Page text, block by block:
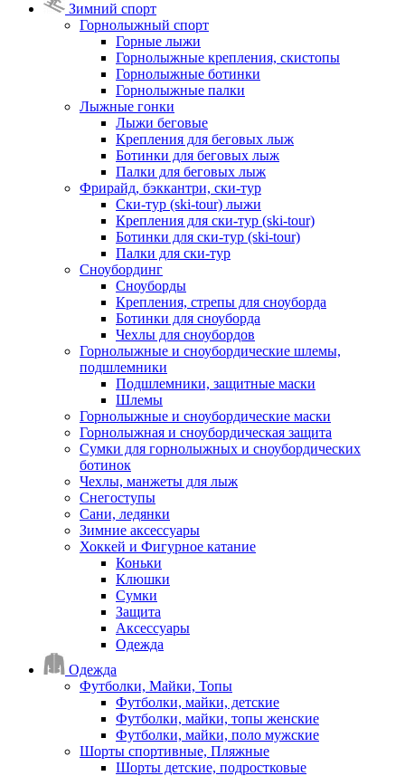
Зимний спорт
Горнолыжный спорт
Горные лыжи
Горнолыжные крепления, скистопы
Горнолыжные ботинки
Горнолыжные палки
Лыжные гонки
Лыжи беговые
Крепления для беговых лыж
Ботинки для беговых лыж
Палки для беговых лыж
Фрирайд, бэккантри, ски-тур
Ски-тур (ski-tour) лыжи
Крепления для ски-тур (ski-tour)
Ботинки для ски-тур (ski-tour)
Палки для ски-тур
Сноубординг
Сноуборды
Крепления, стрепы для сноуборда
Ботинки для сноуборда
Чехлы для сноубордов
Горнолыжные и сноубордические шлемы,
подшлемники
Подшлемники, защитные маски
Шлемы
Горнолыжные и сноубордические маски
Горнолыжная и сноубордическая защита
Сумки для горнолыжных и сноубордических
ботинок
Чехлы, манжеты для лыж
Снегоступы
Сани, ледянки
Зимние аксессуары
Хоккей и Фигурное катание
Коньки
Клюшки
Сумки
Защита
Аксессуары
Одежда
Одежда
Футболки, Майки, Топы
Футболки, майки, детские
Футболки, майки, топы женские
Футболки, майки, поло мужские
Шорты спортивные, Пляжные
Шорты детские, подростковые